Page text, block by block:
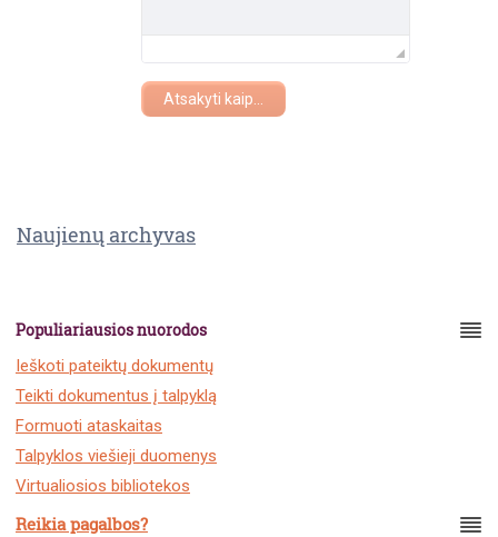
Atsakyti kaip...
Naujienų archyvas
Populiariausios nuorodos
Ieškoti pateiktų dokumentų
Teikti dokumentus į talpyklą
Formuoti ataskaitas
Talpyklos viešieji duomenys
Virtualiosios bibliotekos
Reikia pagalbos?